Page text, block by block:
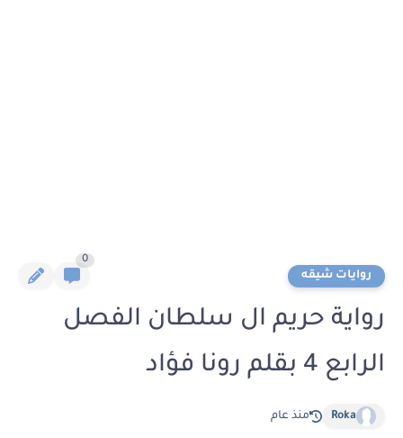
روايات شيقه
0
رواية حريم ال سلطان الفصل
الرابع 4 بقلم رونا فؤاد
Roka منذ عام